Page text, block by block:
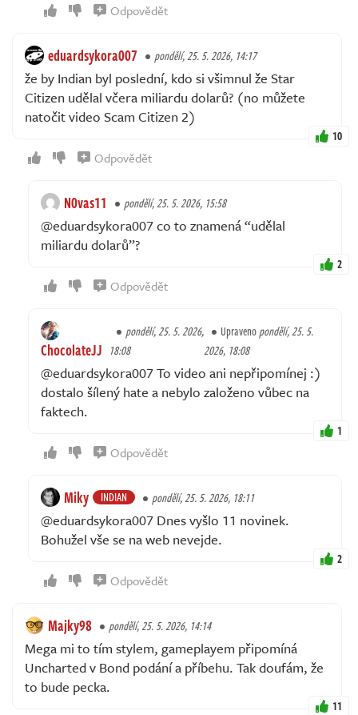
Odpovědět
eduardsykora007 pondělí, 25. 5. 2026, 14:17
že by Indian byl poslední, kdo si všimnul že Star
Citizen udělal včera miliardu dolarů? (no můžete
natočit video Scam Citizen 2)
10
Odpovědět
N0vas11 pondělí, 25. 5. 2026, 15:58
@eduardsykora007 co to znamená “udělal
miliardu dolarů”?
2
Odpovědět
ChocolateJJ
pondělí, 25. 5. 2026,
18:08
Upravenopondělí, 25. 5.
2026, 18:08
@eduardsykora007 To video ani nepřipomínej :)
dostalo šílený hate a nebylo založeno vůbec na
faktech.
1
Odpovědět
Miky INDIAN pondělí, 25. 5. 2026, 18:11
@eduardsykora007 Dnes vyšlo 11 novinek.
Bohužel vše se na web nevejde.
2
Odpovědět
Majky98 pondělí, 25. 5. 2026, 14:14
Mega mi to tím stylem, gameplayem připomíná
Uncharted v Bond podání a příbehu. Tak doufám, že
to bude pecka.
11